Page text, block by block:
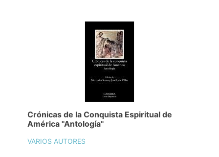
Crónicas de la Conquista Espiritual de
América "Antología"
VARIOS AUTORES